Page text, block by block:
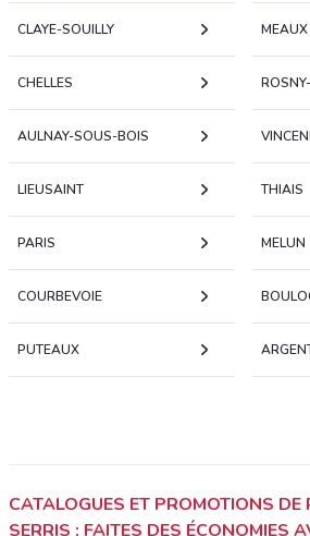
CLAYE-SOUILLY MEAUX
CHELLES
AULNAY-SOUS-BOIS
LIEUSAINT THIAIS
PARIS MELUN
COURBEVOIE
PUTEAUX
CATALOGUES ET PROMOTIONS
SERRIS : FAITES DES ÉCONOMIES